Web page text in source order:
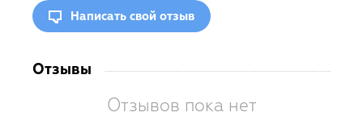
Написать свой отзыв
Отзывы
Отзывов пока нет